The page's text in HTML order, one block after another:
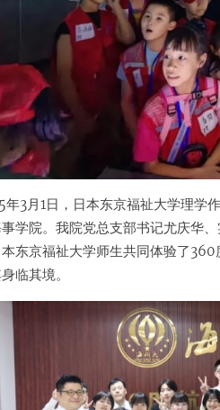
年3月1日，日本东京福祉大学理学
学院。我院党总支部书记尤庆华
东京福祉大学师生共同体验了
临其境。